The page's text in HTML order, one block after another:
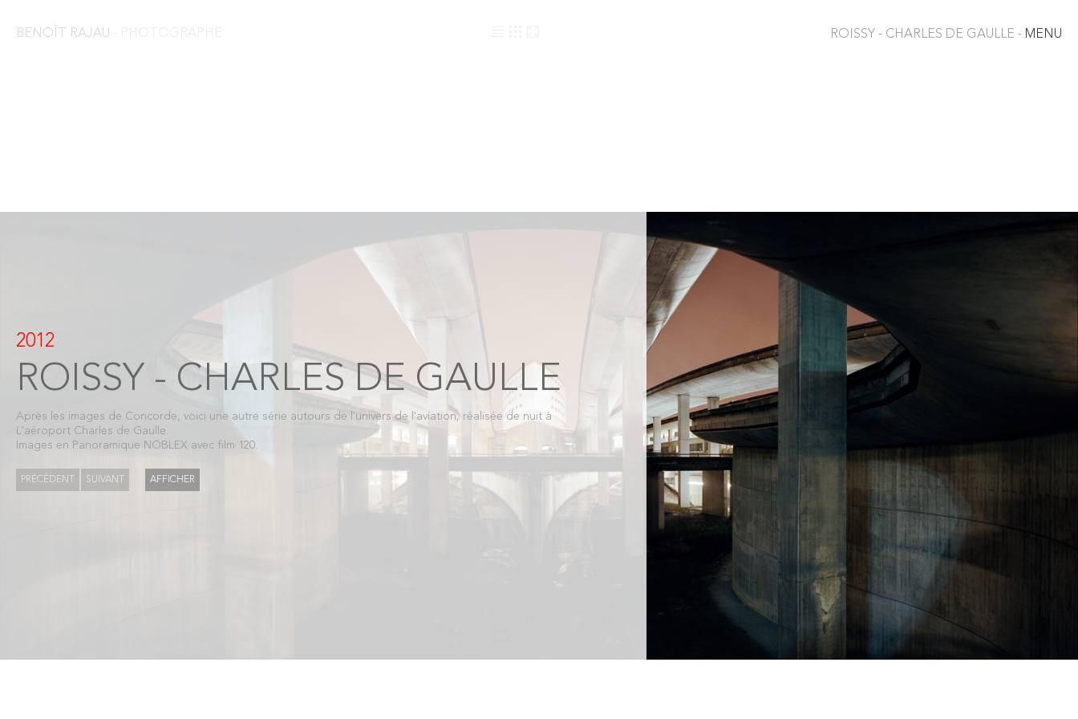
BENOÎT RAJAU ROISSY - CHARLES DE GAULLE - MENU
2012
ROISSY - CHARLES DE GAULLE
Après les images de Concorde, voici une autre série autours de l'univers de l'aviation, réalisée de nuit à
L'aéroport Charles de Gaulle.
Images en Panoramique NOBLEX avec film 120.
PRÉCÉDENT SUIVANT AFFICHER